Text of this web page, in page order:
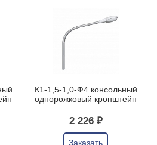
К1-1,5-1,0-Ф4 консольный
однорожковый кронштейн
2 226 ₽
Заказать